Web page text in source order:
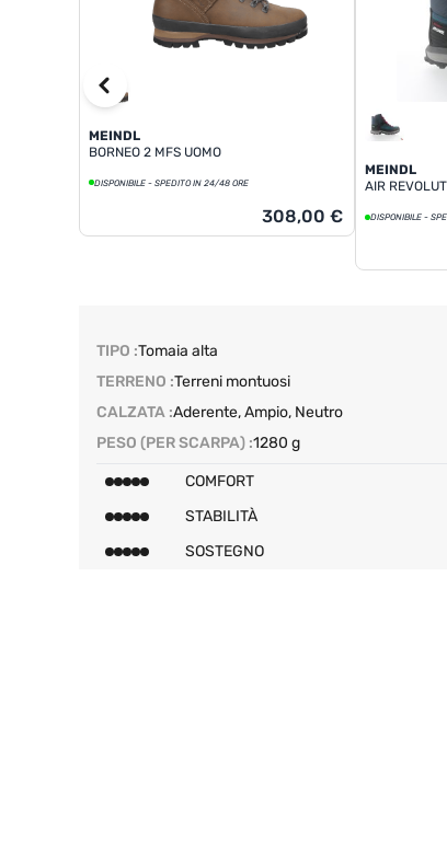
MEINDL
BORNEO 2 MFS UOMO
DISPONIBILE - SPEDITO IN 24/48 ORE
308,00 €
MEINDL
AIR
DISPONIBILE -
TIPO :Tomaia alta
TERRENO :Terreni montuosi
CALZATA :Aderente, Ampio, Neutro
PESO (PER SCARPA) :1280 g
COMFORT
STABILITÀ
SOSTEGNO